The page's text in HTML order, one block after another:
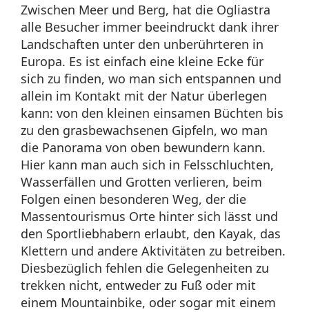
Zwischen Meer und Berg, hat die Ogliastra
alle Besucher immer beeindruckt dank ihrer
Landschaften unter den unberührteren in
Europa. Es ist einfach eine kleine Ecke für
sich zu finden, wo man sich entspannen und
allein im Kontakt mit der Natur überlegen
kann: von den kleinen einsamen Büchten bis
zu den grasbewachsenen Gipfeln, wo man
die Panorama von oben bewundern kann.
Hier kann man auch sich in Felsschluchten,
Wasserfällen und Grotten verlieren, beim
Folgen einen besonderen Weg, der die
Massentourismus Orte hinter sich lässt und
den Sportliebhabern erlaubt, den Kayak, das
Klettern und andere Aktivitäten zu betreiben.
Diesbezüglich fehlen die Gelegenheiten zu
trekken nicht, entweder zu Fuß oder mit
einem Mountainbike, oder sogar mit einem